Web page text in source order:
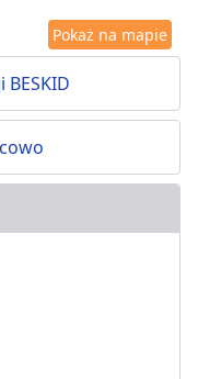
Pokaż na mapie